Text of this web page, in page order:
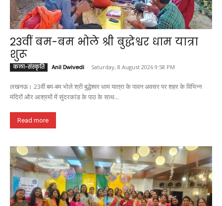
23वीं बम-बम भोले श्री बुद्धेश्वर धाम यात्रा
शुरू
कला-संस्कृति Anil Dwivedi - Saturday, 8 August 2026 9:58 PM
लखनऊ। 23वीं बम-बम भोले श्री बुद्धेश्वर धाम यात्रा के पावन अवसर पर शहर के विभिन्न
मंदिरों और आश्रमों में सुंदरकांड के पाठ के साथ...
Read more